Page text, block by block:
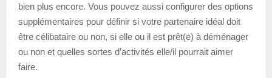
bien plus encore. Vous pouvez aussi configurer des options
supplémentaires pour définir si votre partenaire idéal doit
être célibataire ou non, si elle ou il est prêt(e) à déménager
ou non et quelles sortes d’activités elle/il pourrait aimer
faire.